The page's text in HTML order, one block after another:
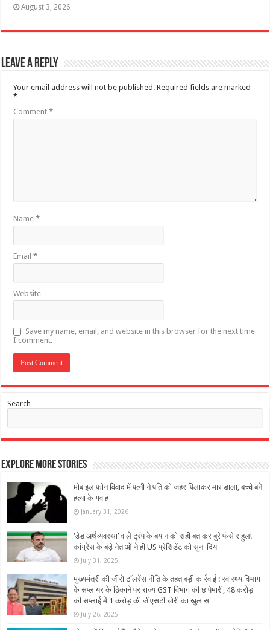
August 3, 2026
Leave a Reply
Your email address will not be published. Required fields are marked
*
Comment*
Name*
Email*
Website
Save my name, email, and website in this browser for the next time
I comment.
Search
Explore More Stories
मोबाइल फोन विवाद में पत्नी ने पति को जहर पिलाकर मार डाला, बच्चे बने
हत्या के गवाह
January 31, 2026
‘डेड अर्थव्यवस्था’ वाले ट्रंप के बयान को सही बताकर बुरे फंसे राहुल!
कांग्रेस के बड़े नेताओं ने ही US प्रेसिडेंट को सुना दिया
July 31, 2025
मुख्यमंत्री की जीरो टॉलरेंस नीति के तहत बड़ी कार्रवाई : स्वास्थ्य विभाग
के सप्लायर के ठिकाने पर राज्य GST विभाग की छापेमारी, 48 करोड़
की सप्लाई में 1 करोड़ की जीएसटी चोरी का खुलासा
July 26, 2025